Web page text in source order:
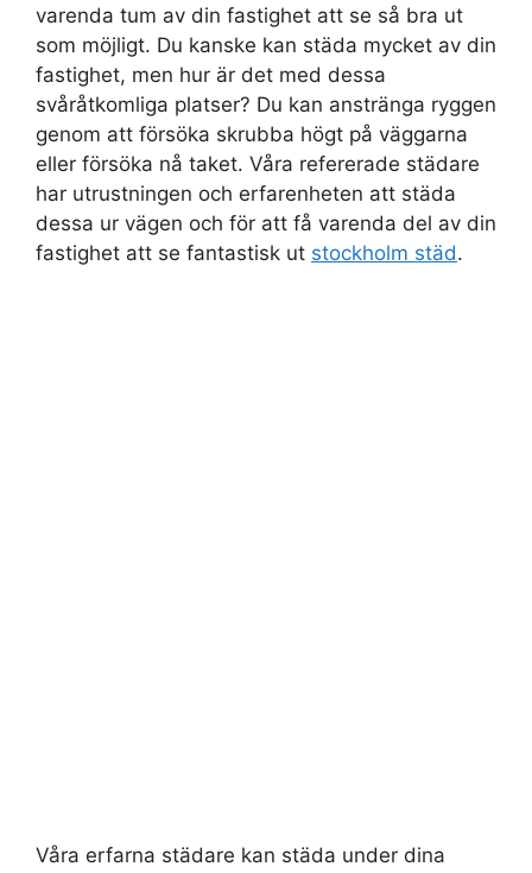
varenda tum av din fastighet att se så bra ut
som möjligt. Du kanske kan städa mycket av din
fastighet, men hur är det med dessa
svåråtkomliga platser? Du kan anstränga ryggen
genom att försöka skrubba högt på väggarna
eller försöka nå taket. Våra refererade städare
har utrustningen och erfarenheten att städa
dessa ur vägen och för att få varenda del av din
fastighet att se fantastisk ut stockholm städ.
Våra erfarna städare kan städa under dina